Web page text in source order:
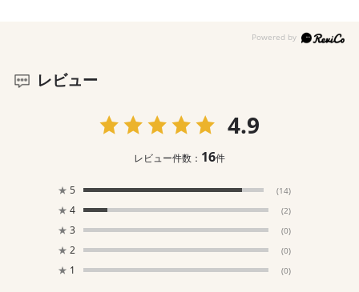
レビュー
4.9
レビュー件数： 16件
★ 5 (14)
★ 4 (2)
★ 3 (0)
★ 2 (0)
★ 1 (0)